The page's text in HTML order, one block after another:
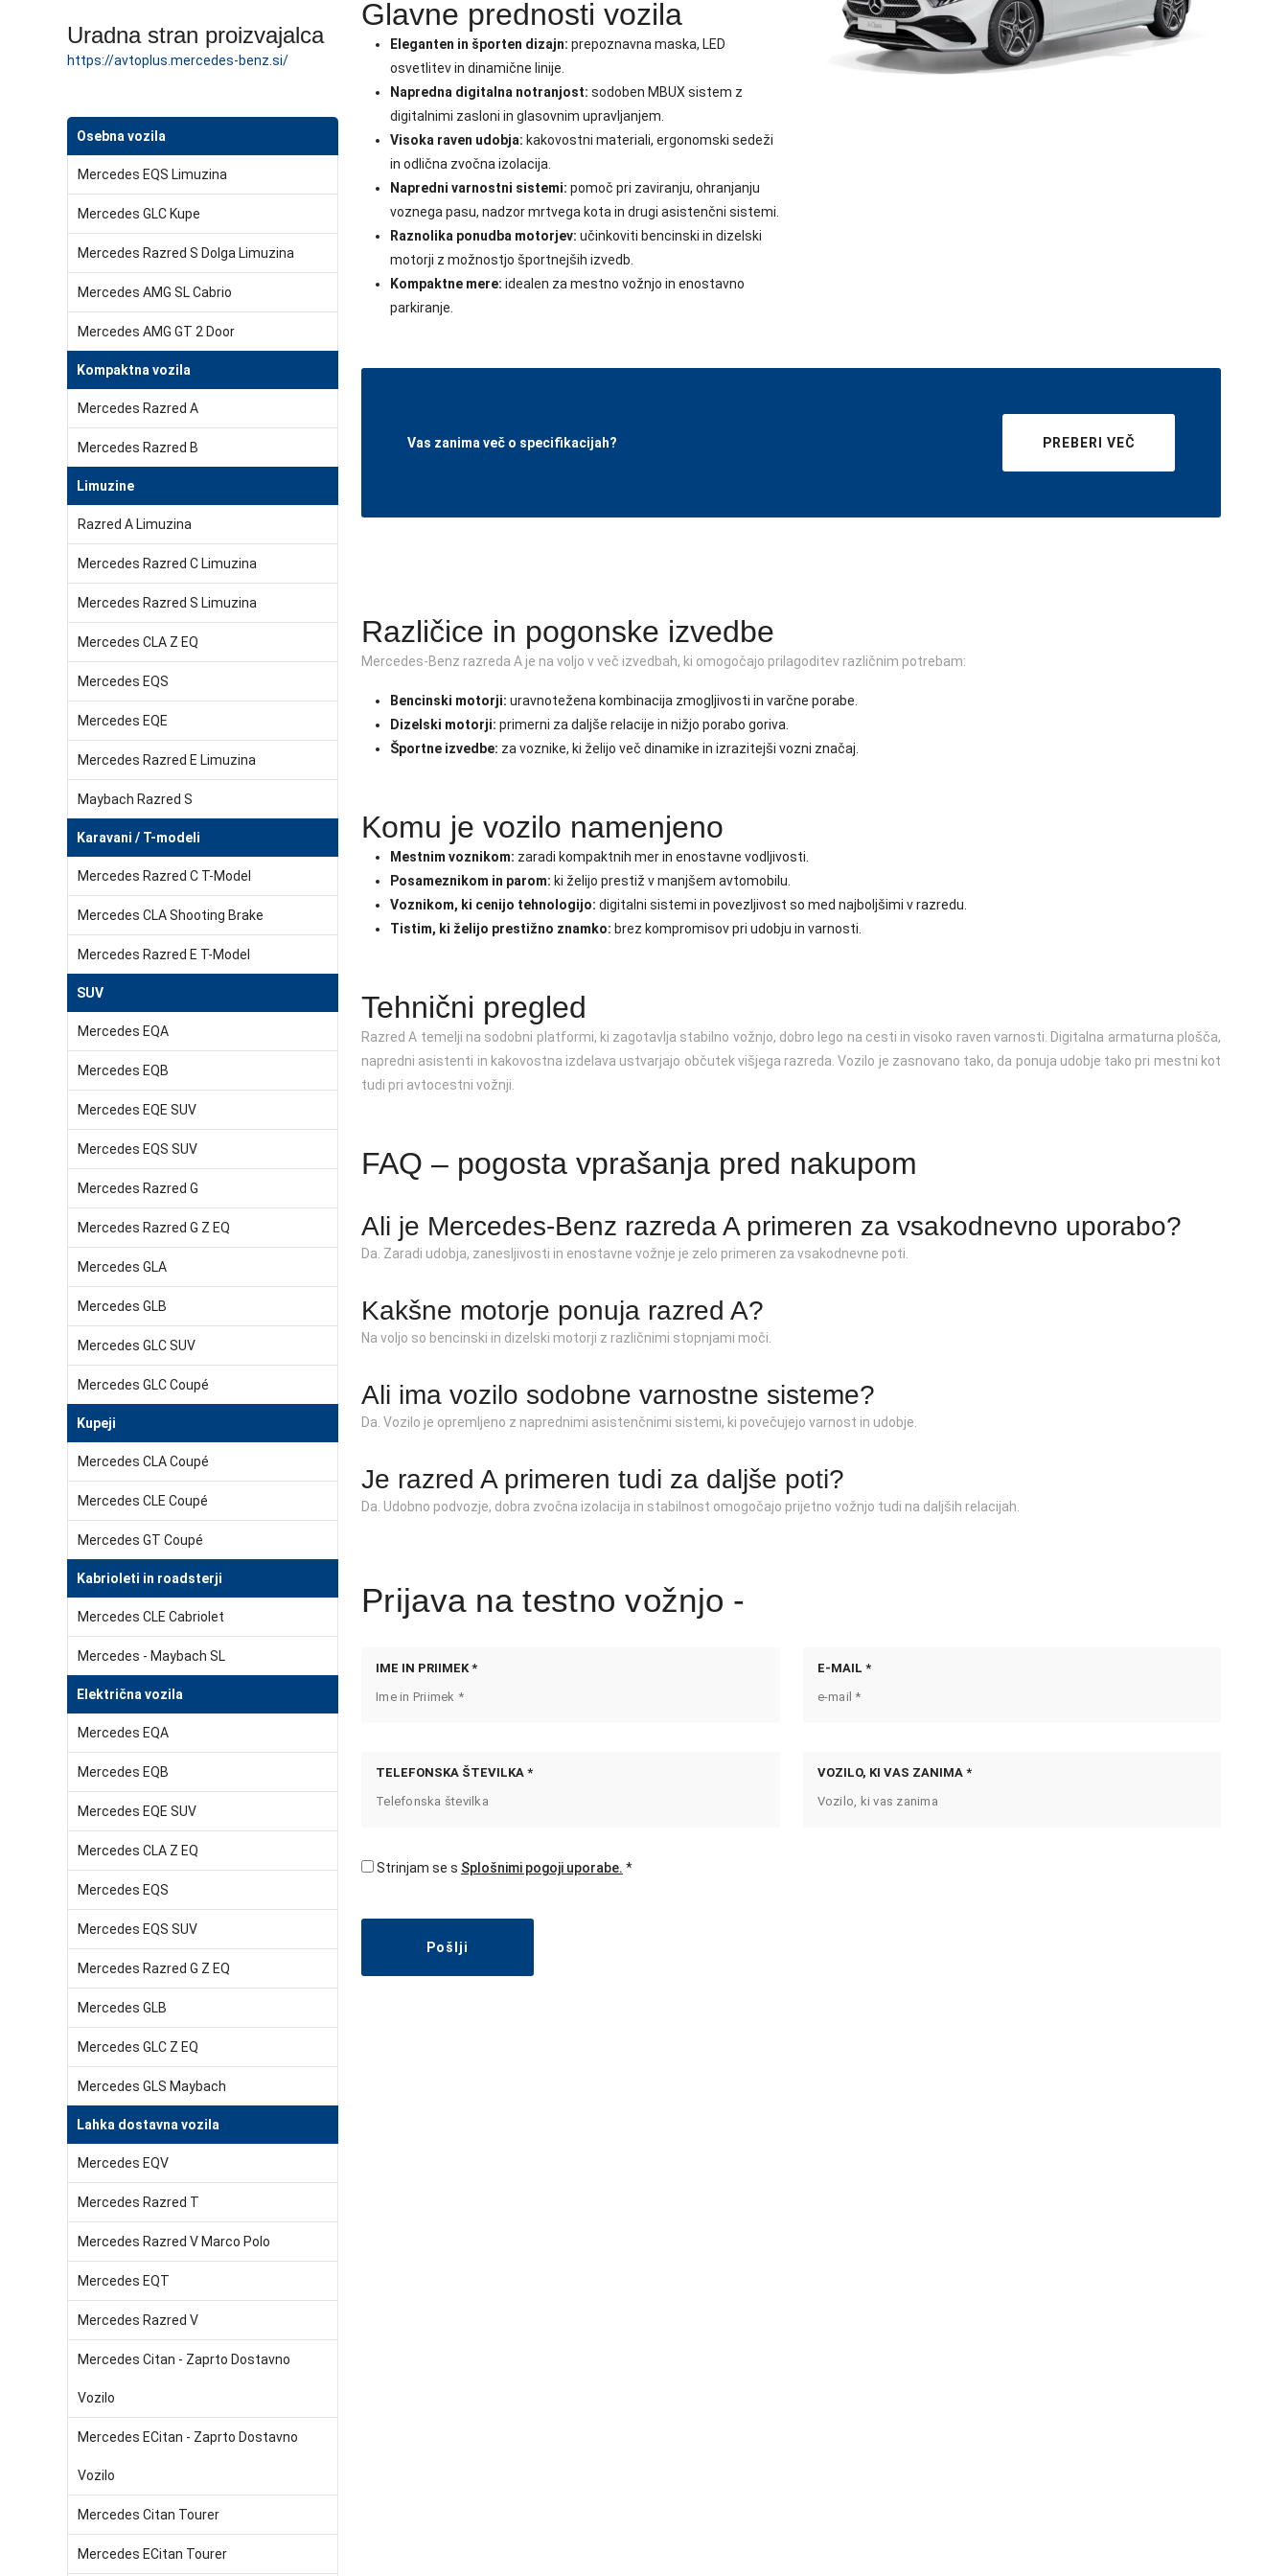
Uradna stran proizvajalca
https://avtoplus.mercedes-benz.si/
Osebna vozila
Mercedes EQS Limuzina
Mercedes GLC Kupe
Mercedes Razred S Dolga Limuzina
Mercedes AMG SL Cabrio
Mercedes AMG GT 2 Door
Kompaktna vozila
Mercedes Razred A
Mercedes Razred B
Limuzine
Razred A Limuzina
Mercedes Razred C Limuzina
Mercedes Razred S Limuzina
Mercedes CLA Z EQ
Mercedes EQS
Mercedes EQE
Mercedes Razred E Limuzina
Maybach Razred S
Karavani / T-modeli
Mercedes Razred C T-Model
Mercedes CLA Shooting Brake
Mercedes Razred E T-Model
SUV
Mercedes EQA
Mercedes EQB
Mercedes EQE SUV
Mercedes EQS SUV
Mercedes Razred G
Mercedes Razred G Z EQ
Mercedes GLA
Mercedes GLB
Mercedes GLC SUV
Mercedes GLC Coupé
Kupeji
Mercedes CLA Coupé
Mercedes CLE Coupé
Mercedes GT Coupé
Kabrioleti in roadsterji
Mercedes CLE Cabriolet
Mercedes - Maybach SL
Električna vozila
Mercedes EQA
Mercedes EQB
Mercedes EQE SUV
Mercedes CLA Z EQ
Mercedes EQS
Mercedes EQS SUV
Mercedes Razred G Z EQ
Mercedes GLB
Mercedes GLC Z EQ
Mercedes GLS Maybach
Lahka dostavna vozila
Mercedes EQV
Mercedes Razred T
Mercedes Razred V Marco Polo
Mercedes EQT
Mercedes Razred V
Mercedes Citan - Zaprto Dostavno
Vozilo
Mercedes ECitan - Zaprto Dostavno
Vozilo
Mercedes Citan Tourer
Mercedes ECitan Tourer
Glavne prednosti vozila
Eleganten in športen dizajn: prepoznavna maska, LED
osvetlitev in dinamične linije.
Napredna digitalna notranjost: sodoben MBUX sistem z
digitalnimi zasloni in glasovnim upravljanjem.
Visoka raven udobja: kakovostni materiali, ergonomski sedeži
in odlična zvočna izolacija.
Napredni varnostni sistemi: pomoč pri zaviranju, ohranjanju
voznega pasu, nadzor mrtvega kota in drugi asistenčni sistemi.
Raznolika ponudba motorjev: učinkoviti bencinski in dizelski
motorji z možnostjo športnejših izvedb.
Kompaktne mere: idealen za mestno vožnjo in enostavno
parkiranje.
Vas zanima več o specifikacijah? PREBERI VEČ
Različice in pogonske izvedbe
Mercedes-Benz razreda A je na voljo v več izvedbah, ki omogočajo prilagoditev različnim potrebam:
Bencinski motorji: uravnotežena kombinacija zmogljivosti in varčne porabe.
Dizelski motorji: primerni za daljše relacije in nižjo porabo goriva.
Športne izvedbe: za voznike, ki želijo več dinamike in izrazitejši vozni značaj.
Komu je vozilo namenjeno
Mestnim voznikom: zaradi kompaktnih mer in enostavne vodljivosti.
Posameznikom in parom: ki želijo prestiž v manjšem avtomobilu.
Voznikom, ki cenijo tehnologijo: digitalni sistemi in povezljivost so med najboljšimi v razredu.
Tistim, ki želijo prestižno znamko: brez kompromisov pri udobju in varnosti.
Tehnični pregled
Razred A temelji na sodobni platformi, ki zagotavlja stabilno vožnjo, dobro lego na cesti in visoko raven varnosti. Digitalna armaturna plošča,
napredni asistenti in kakovostna izdelava ustvarjajo občutek višjega razreda. Vozilo je zasnovano tako, da ponuja udobje tako pri mestni kot
tudi pri avtocestni vožnji.
FAQ – pogosta vprašanja pred nakupom
Ali je Mercedes-Benz razreda A primeren za vsakodnevno uporabo?
Da. Zaradi udobja, zanesljivosti in enostavne vožnje je zelo primeren za vsakodnevne poti.
Kakšne motorje ponuja razred A?
Na voljo so bencinski in dizelski motorji z različnimi stopnjami moči.
Ali ima vozilo sodobne varnostne sisteme?
Da. Vozilo je opremljeno z naprednimi asistenčnimi sistemi, ki povečujejo varnost in udobje.
Je razred A primeren tudi za daljše poti?
Da. Udobno podvozje, dobra zvočna izolacija in stabilnost omogočajo prijetno vožnjo tudi na daljših relacijah.
Prijava na testno vožnjo -
IME IN PRIIMEK * E-MAIL *
TELEFONSKA ŠTEVILKA * VOZILO, KI VAS ZANIMA *
Strinjam se s Splošnimi pogoji uporabe.
Pošlji